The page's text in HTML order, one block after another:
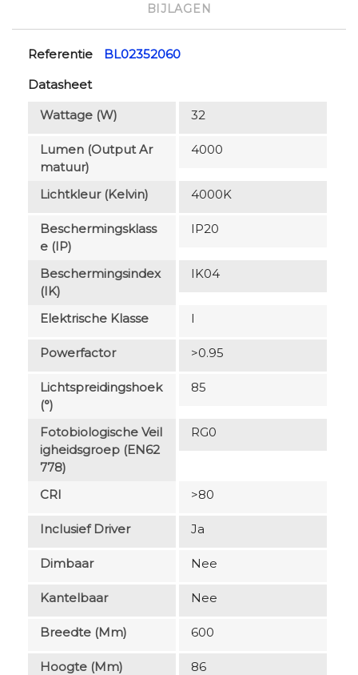
BIJLAGEN
Referentie
BL02352060
Datasheet
Wattage (W)
32
Lumen (output Ar
Matuur)
4000
Lichtkleur (Kelvin) 4000K
Beschermingsklass
E (IP)
IP20
Beschermingsindex
(IK)
IK04
Elektrische Klasse I
Powerfactor >0.95
Lichtspreidingshoek
(°)
85
Fotobiologische Veil
Igheidsgroep (EN62
778)
RG0
CRI >80
Inclusief Driver Ja
Dimbaar Nee
Kantelbaar Nee
Breedte (mm) 600
Hoogte (mm) 86